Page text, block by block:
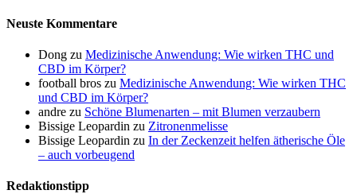
Neuste Kommentare
Dong zu Medizinische Anwendung: Wie wirken THC und
CBD im Körper?
football bros zu Medizinische Anwendung: Wie wirken THC
und CBD im Körper?
andre zu Schöne Blumenarten – mit Blumen verzaubern
Bissige Leopardin zu Zitronenmelisse
Bissige Leopardin zu In der Zeckenzeit helfen ätherische Öle
– auch vorbeugend
Redaktionstipp